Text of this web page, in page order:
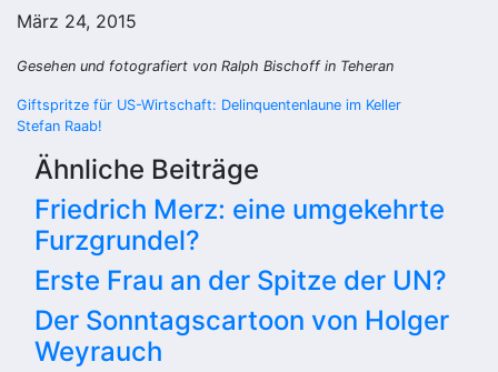
März 24, 2015
Gesehen und fotografiert von Ralph Bischoff in Teheran
Beitragsnavigation
Giftspritze für US-Wirtschaft: Delinquentenlaune im Keller
Stefan Raab!
Ähnliche Beiträge
Friedrich Merz: eine umgekehrte
Furzgrundel?
Erste Frau an der Spitze der UN?
Der Sonntagscartoon von Holger
Weyrauch